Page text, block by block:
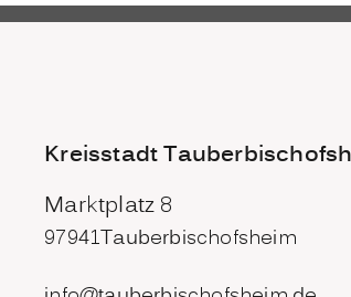
Kreisstadt
Marktplatz 8
97941Tauberbischofsheim